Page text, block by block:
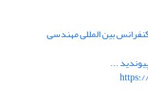
بین المللی مهندسی
...